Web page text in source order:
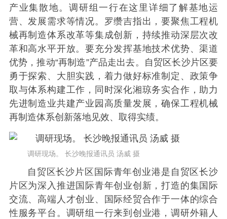
产业集散地。调研组一行在这里详细了解基地运
营、发展需求等情况。罗缵吉指出，要聚焦工程机
械再制造体系改革等集成创新，持续推动深层次改
革和高水平开放。要充分发挥基地技术优势、渠道
优势，推动“再制造”产品走出去。自贸区长沙片区要
勇于探索、大胆实践，着力做好标准制定、政策争
取与体系构建工作，同时深化湘琼务实合作，助力
先进制造业共建产业园高质量发展，确保工程机械
再制造体系创新落地见效、取得实绩。
调研现场。 长沙晚报通讯员 汤威 摄
自贸区长沙片区国际青年创业港是自贸区长沙
片区为深入推进国际青年创业创新，打造的集国际
交流、高端人才创业、国际经贸合作于一体的综合
性服务平台。调研组一行来到创业港，调研外籍人